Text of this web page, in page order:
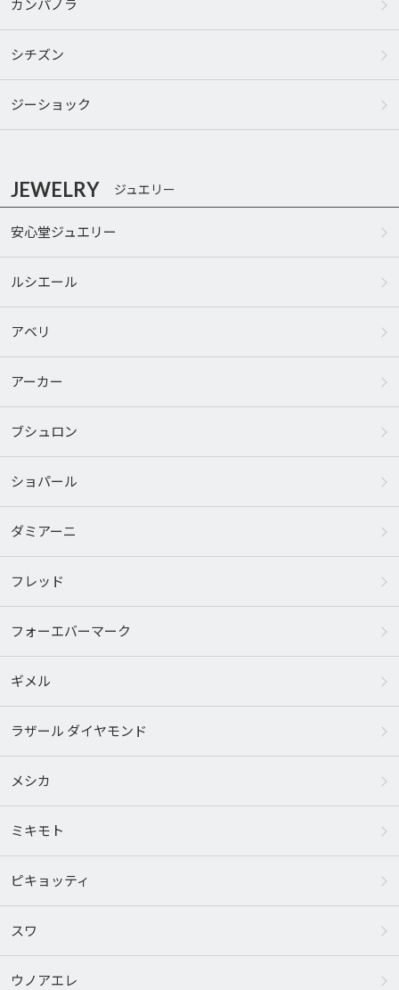
カンパノラ
シチズン
ジーショック
JEWELRY ジュエリー
安心堂ジュエリー
ルシエール
アベリ
アーカー
ブシュロン
ショパール
ダミアーニ
フレッド
フォーエバーマーク
ギメル
ラザール ダイヤモンド
メシカ
ミキモト
ピキョッティ
スワ
ウノアエレ